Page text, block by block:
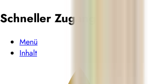
Schneller Zugang
Menü
Inhalt